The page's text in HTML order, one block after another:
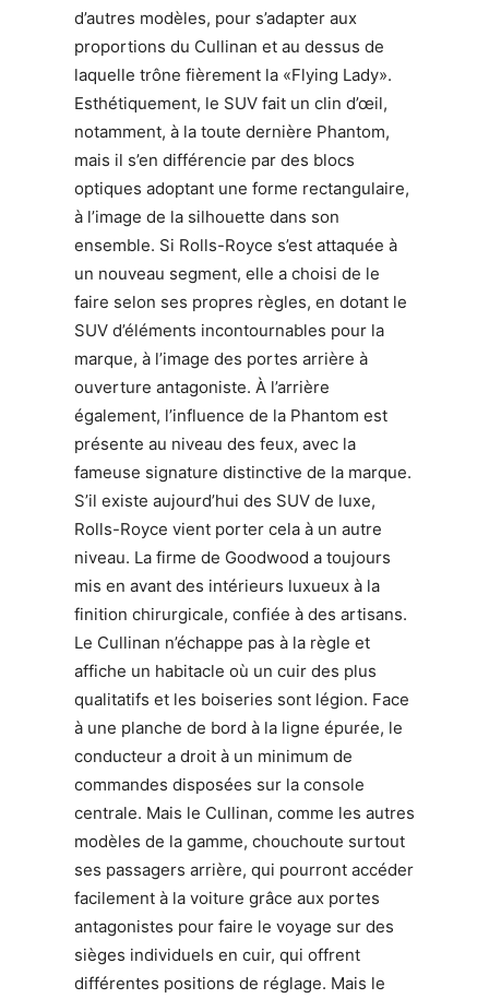
d’autres modèles, pour s’adapter aux
proportions du Cullinan et au dessus de
laquelle trône fièrement la «Flying Lady».
Esthétiquement, le SUV fait un clin d’œil,
notamment, à la toute dernière Phantom,
mais il s’en différencie par des blocs
optiques adoptant une forme rectangulaire,
à l’image de la silhouette dans son
ensemble. Si Rolls-Royce s’est attaquée à
un nouveau segment, elle a choisi de le
faire selon ses propres règles, en dotant le
SUV d’éléments incontournables pour la
marque, à l’image des portes arrière à
ouverture antagoniste. À l’arrière
également, l’influence de la Phantom est
présente au niveau des feux, avec la
fameuse signature distinctive de la marque.
S’il existe aujourd’hui des SUV de luxe,
Rolls-Royce vient porter cela à un autre
niveau. La firme de Goodwood a toujours
mis en avant des intérieurs luxueux à la
finition chirurgicale, confiée à des artisans.
Le Cullinan n’échappe pas à la règle et
affiche un habitacle où un cuir des plus
qualitatifs et les boiseries sont légion. Face
à une planche de bord à la ligne épurée, le
conducteur a droit à un minimum de
commandes disposées sur la console
centrale. Mais le Cullinan, comme les autres
modèles de la gamme, chouchoute surtout
ses passagers arrière, qui pourront accéder
facilement à la voiture grâce aux portes
antagonistes pour faire le voyage sur des
sièges individuels en cuir, qui offrent
différentes positions de réglage. Mais le